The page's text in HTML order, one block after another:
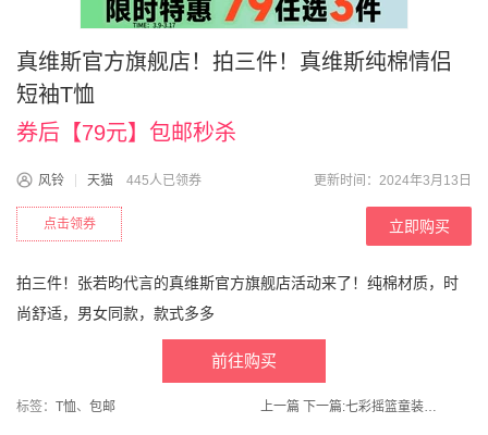
真维斯官方旗舰店！拍三件！真维斯纯棉情侣
短袖T恤
券后【79元】包邮秒杀
风铃 天猫 445人已领券 更新时间：2024年3月13日
点击领券 立即购买
拍三件！张若昀代言的真维斯官方旗舰店活动来了！纯棉材质，时
尚舒适，男女同款，款式多多
前往购买
标签： T恤 、 包邮 上一篇 下一篇: 七彩摇篮童装旗舰店！儿童夏季薄款防晒衣